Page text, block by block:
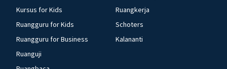
Kursus for Kids
Ruangguru for Kids
Ruangguru for Business
Ruanguji
Ruangkerja
Schoters
Kalananti